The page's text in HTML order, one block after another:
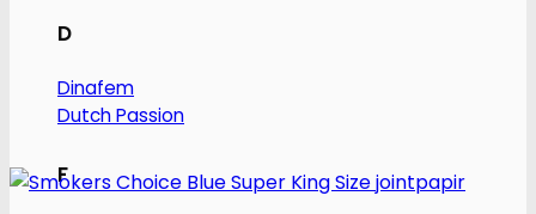
D
Dinafem
Dutch Passion
F